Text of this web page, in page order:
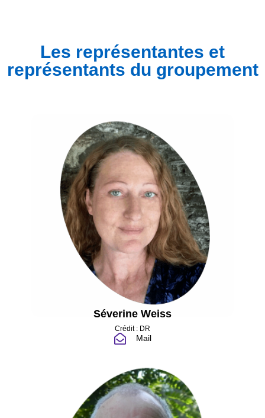
Les représentantes et
représentants du groupement
Séverine Weiss
Crédit : DR
Mail